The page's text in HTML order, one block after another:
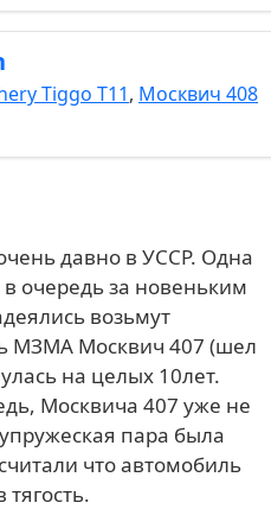
Tiggo Т11, Москвич 408
давно в УССР. Одна
в очередь за новеньким
возьмут
МЗМА Москвич 407 (шел
на целых 10лет.
Москвича 407 уже не
пара была
что автомобиль
тягость.